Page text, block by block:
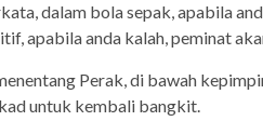
dalam bola sepak, apabila
apabila anda kalah, peminat
Perak, di bawah
untuk kembali bangkit.